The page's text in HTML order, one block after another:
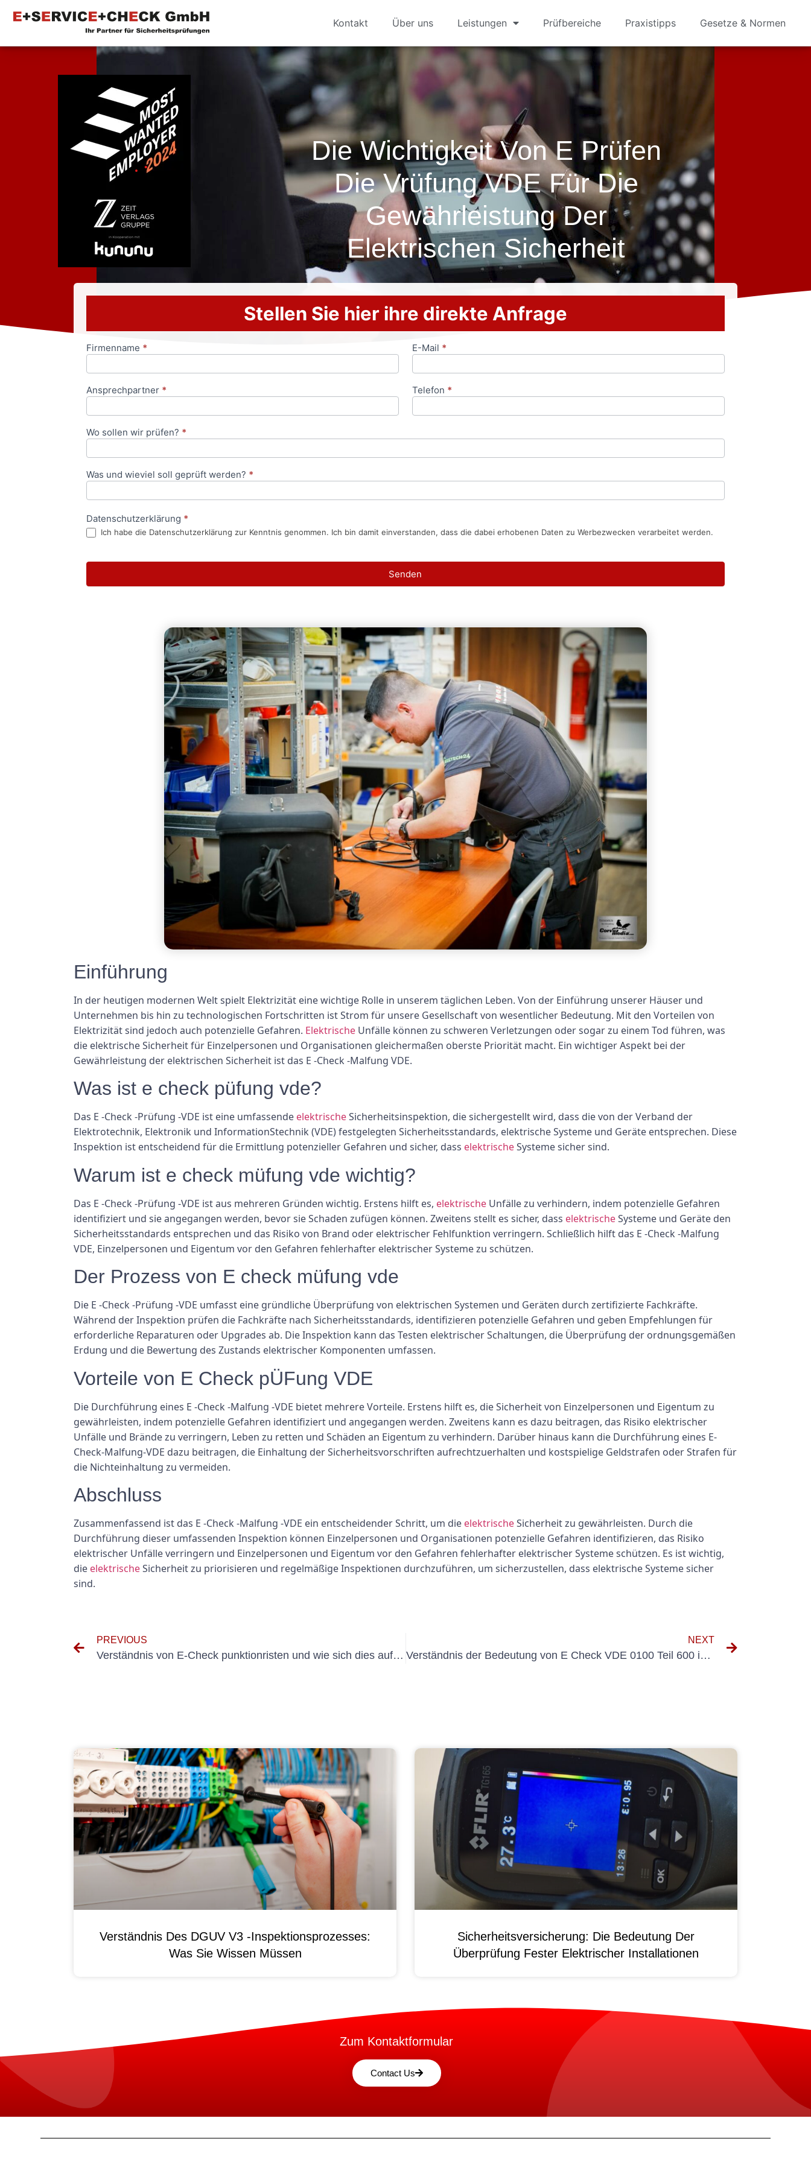
Kontakt Über uns Leistungen Prüfbereiche Praxistipps Gesetze & Normen
Die Wichtigkeit Von E Prüfen
Die Vrüfung VDE Für Die
Gewährleistung Der
Elektrischen Sicherheit
Stellen Sie hier ihre direkte Anfrage
Anfrageformular
Firmenname * E-Mail *
Ansprechpartner * Telefon *
Wo sollen wir prüfen? *
Was und wieviel soll geprüft werden? *
Datenschutzerklärung *
Ich habe die Datenschutzerklärung zur Kenntnis genommen. Ich bin damit einverstanden, dass die dabei erhobenen Daten zu Werbezwecken verarbeitet werden.
Senden
Einführung
In der heutigen modernen Welt spielt Elektrizität eine wichtige Rolle in unserem täglichen Leben. Von der Einführung unserer Häuser und
Unternehmen bis hin zu technologischen Fortschritten ist Strom für unsere Gesellschaft von wesentlicher Bedeutung. Mit den Vorteilen von
Elektrizität sind jedoch auch potenzielle Gefahren. Elektrische Unfälle können zu schweren Verletzungen oder sogar zu einem Tod führen, was
die elektrische Sicherheit für Einzelpersonen und Organisationen gleichermaßen oberste Priorität macht. Ein wichtiger Aspekt bei der
Gewährleistung der elektrischen Sicherheit ist das E -Check -Malfung VDE.
Was ist e check püfung vde?
Das E -Check -Prüfung -VDE ist eine umfassende elektrischeSicherheitsinspektion, die sichergestellt wird, dass die von der Verband der
Elektrotechnik, Elektronik und InformationStechnik (VDE) festgelegten Sicherheitsstandards, elektrische Systeme und Geräte entsprechen. Diese
Inspektion ist entscheidend für die Ermittlung potenzieller Gefahren und sicher, dass elektrischeSysteme sicher sind.
Warum ist e check müfung vde wichtig?
Das E -Check -Prüfung -VDE ist aus mehreren Gründen wichtig. Erstens hilft es, elektrische Unfälle zu verhindern, indem potenzielle Gefahren
identifiziert und sie angegangen werden, bevor sie Schaden zufügen können. Zweitens stellt es sicher, dass elektrischeSysteme und Geräte den
Sicherheitsstandards entsprechen und das Risiko von Brand oder elektrischer Fehlfunktion verringern. Schließlich hilft das E -Check -Malfung
VDE, Einzelpersonen und Eigentum vor den Gefahren fehlerhafter elektrischer Systeme zu schützen.
Der Prozess von E check müfung vde
Die E -Check -Prüfung -VDE umfasst eine gründliche Überprüfung von elektrischen Systemen und Geräten durch zertifizierte Fachkräfte.
Während der Inspektion prüfen die Fachkräfte nach Sicherheitsstandards, identifizieren potenzielle Gefahren und geben Empfehlungen für
erforderliche Reparaturen oder Upgrades ab. Die Inspektion kann das Testen elektrischer Schaltungen, die Überprüfung der ordnungsgemäßen
Erdung und die Bewertung des Zustands elektrischer Komponenten umfassen.
Vorteile von E Check pÜFung VDE
Die Durchführung eines E -Check -Malfung -VDE bietet mehrere Vorteile. Erstens hilft es, die Sicherheit von Einzelpersonen und Eigentum zu
gewährleisten, indem potenzielle Gefahren identifiziert und angegangen werden. Zweitens kann es dazu beitragen, das Risiko elektrischer
Unfälle und Brände zu verringern, Leben zu retten und Schäden an Eigentum zu verhindern. Darüber hinaus kann die Durchführung eines E-
Check-Malfung-VDE dazu beitragen, die Einhaltung der Sicherheitsvorschriften aufrechtzuerhalten und kostspielige Geldstrafen oder Strafen für
die Nichteinhaltung zu vermeiden.
Abschluss
Zusammenfassend ist das E -Check -Malfung -VDE ein entscheidender Schritt, um die elektrischeSicherheit zu gewährleisten. Durch die
Durchführung dieser umfassenden Inspektion können Einzelpersonen und Organisationen potenzielle Gefahren identifizieren, das Risiko
elektrischer Unfälle verringern und Einzelpersonen und Eigentum vor den Gefahren fehlerhafter elektrischer Systeme schützen. Es ist wichtig,
die elektrischeSicherheit zu priorisieren und regelmäßige Inspektionen durchzuführen, um sicherzustellen, dass elektrische Systeme sicher
sind.
PREVIOUS
Verständnis von E-Check punktionristen und wie sich dies auf Ihr Geschäft auswirkt
NEXT
Verständnis der Bedeutung von E Check VDE 0100 Teil 600 in elektrischen Installationen
Verständnis Des DGUV V3 -Inspektionsprozesses:
Was Sie Wissen Müssen
Sicherheitsversicherung: Die Bedeutung Der
Überprüfung Fester Elektrischer Installationen
Zum Kontaktformular
Contact Us